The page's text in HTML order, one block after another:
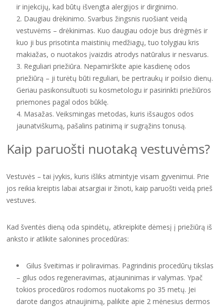
ir injekcijų, kad būtų išvengta alergijos ir dirginimo.
Daugiau drėkinimo. Svarbus žingsnis ruošiant veidą
vestuvėms – drėkinimas. Kuo daugiau odoje bus drėgmės ir
kuo ji bus prisotinta maistinių medžiagų, tuo tolygiau kris
makiažas, o nuotakos įvaizdis atrodys natūralus ir nesvarus.
Reguliari priežiūra. Nepamirškite apie kasdienę odos
priežiūrą – ji turėtų būti reguliari, be pertraukų ir poilsio dienų.
Geriau pasikonsultuoti su kosmetologu ir pasirinkti priežiūros
priemones pagal odos būklę.
Masažas. Veiksmingas metodas, kuris išsaugos odos
jaunatviškumą, pašalins patinimą ir sugrąžins tonusą.
Kaip paruošti nuotaką vestuvėms?
Vestuvės – tai įvykis, kuris išliks atmintyje visam gyvenimui. Prie
jos reikia kreiptis labai atsargiai ir žinoti, kaip paruošti veidą prieš
vestuves.
Kad šventės dieną oda spindėtų, atkreipkite dėmesį į priežiūrą iš
anksto ir atlikite salonines procedūras:
Gilus šveitimas ir poliravimas. Pagrindinis procedūrų tikslas
– gilus odos regeneravimas, atjauninimas ir valymas. Ypač
tokios procedūros rodomos nuotakoms po 35 metų. Jei
darote dangos atnaujinimą, palikite apie 2 mėnesius dermos